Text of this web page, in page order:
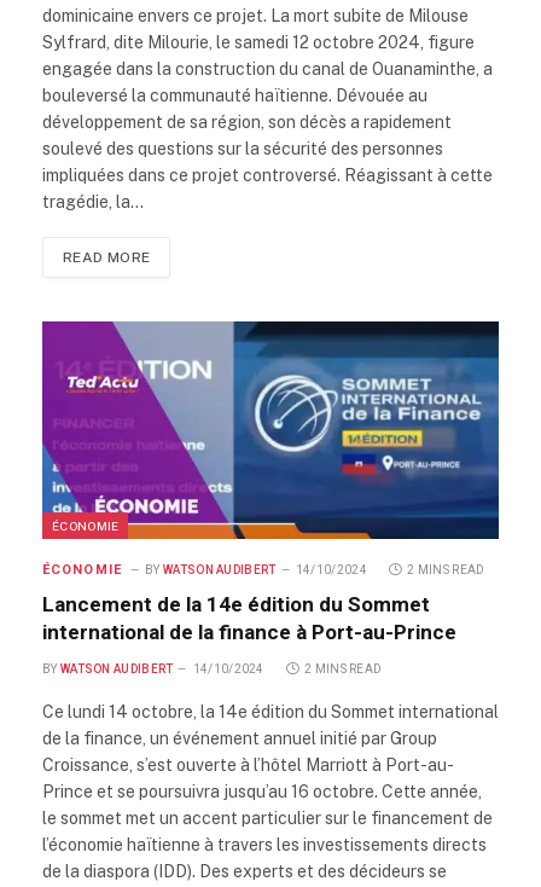
dominicaine envers ce projet. La mort subite de Milouse
Sylfrard, dite Milourie, le samedi 12 octobre 2024, figure
engagée dans la construction du canal de Ouanaminthe, a
bouleversé la communauté haïtienne. Dévouée au
développement de sa région, son décès a rapidement
soulevé des questions sur la sécurité des personnes
impliquées dans ce projet controversé. Réagissant à cette
tragédie, la…
READ MORE
ÉCONOMIE
ÉCONOMIE BY WATSON AUDIBERT 14/10/2024 2 MINS READ
Lancement de la 14e édition du Sommet
international de la finance à Port-au-Prince
BY WATSON AUDIBERT 14/10/2024 2 MINS READ
Ce lundi 14 octobre, la 14e édition du Sommet international
de la finance, un événement annuel initié par Group
Croissance, s’est ouverte à l’hôtel Marriott à Port-au-
Prince et se poursuivra jusqu’au 16 octobre. Cette année,
le sommet met un accent particulier sur le financement de
l’économie haïtienne à travers les investissements directs
de la diaspora (IDD). Des experts et des décideurs se